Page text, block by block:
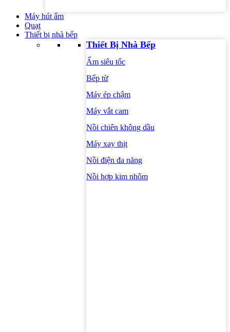
Máy hút ẩm
Quạt
Thiết bị nhà bếp
Thiết Bị Nhà Bếp
Ấm siêu tốc
Bếp từ
Máy ép chậm
Máy vắt cam
Nồi chiên không dầu
Máy xay thịt
Nồi điện đa năng
Nồi hợp kim nhôm